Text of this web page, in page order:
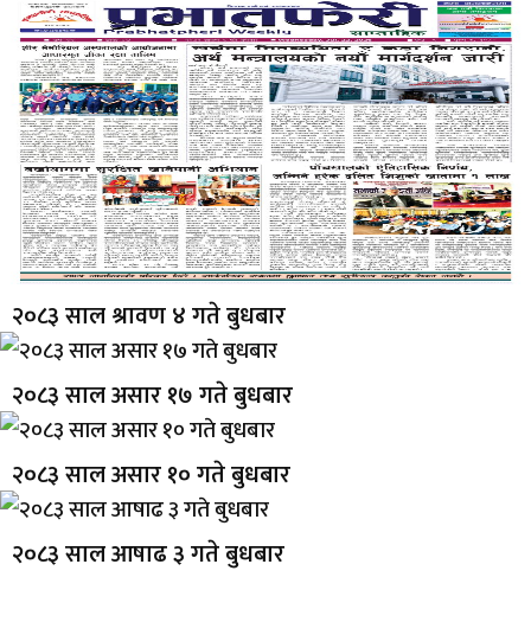
२०८३ साल श्रावण ४ गते बुधबार
२०८३ साल असार १७ गते बुधबार
२०८३ साल असार १० गते बुधबार
२०८३ साल आषाढ ३ गते बुधबार